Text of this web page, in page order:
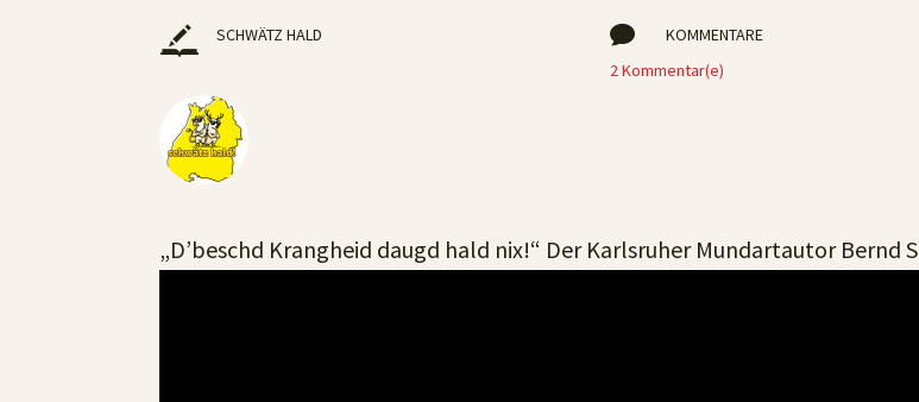
SCHWÄTZ HALD 
KOMMENTARE
2 Kommentar(e)
„D’beschd Krangheid daugd hald nix!“ Der Karlsruher Mundartautor Bernd